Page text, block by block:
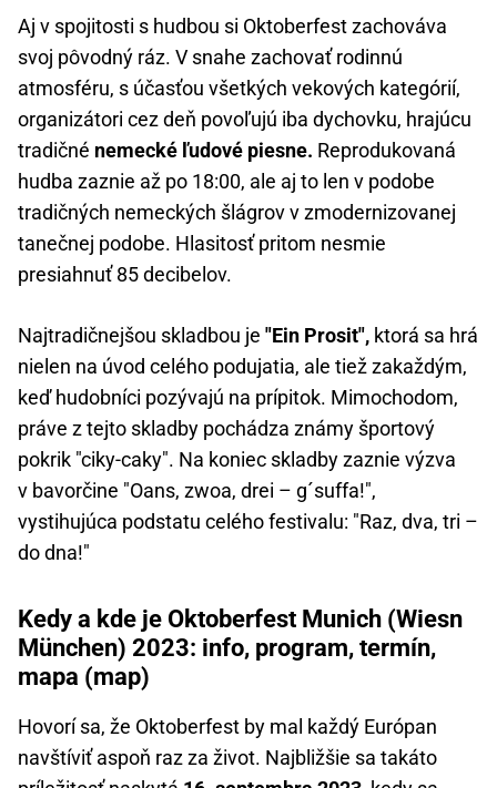
Aj v spojitosti s hudbou si Oktoberfest zachováva
svoj pôvodný ráz. V snahe zachovať rodinnú
atmosféru, s účasťou všetkých vekových kategórií,
organizátori cez deň povoľujú iba dychovku, hrajúcu
tradičné nemecké ľudové piesne. Reprodukovaná
hudba zaznie až po 18:00, ale aj to len v podobe
tradičných nemeckých šlágrov v zmodernizovanej
tanečnej podobe. Hlasitosť pritom nesmie
presiahnuť 85 decibelov.
Najtradičnejšou skladbou je "Ein Prosit", ktorá sa hrá
nielen na úvod celého podujatia, ale tiež zakaždým,
keď hudobníci pozývajú na prípitok. Mimochodom,
práve z tejto skladby pochádza známy športový
pokrik "ciky-caky". Na koniec skladby zaznie výzva
v bavorčine "Oans, zwoa, drei – g´suffa!",
vystihujúca podstatu celého festivalu: "Raz, dva, tri –
do dna!"
Kedy a kde je Oktoberfest Munich (Wiesn
München) 2023: info, program, termín,
mapa (map)
Hovorí sa, že Oktoberfest by mal každý Európan
navštíviť aspoň raz za život. Najbližšie sa takáto